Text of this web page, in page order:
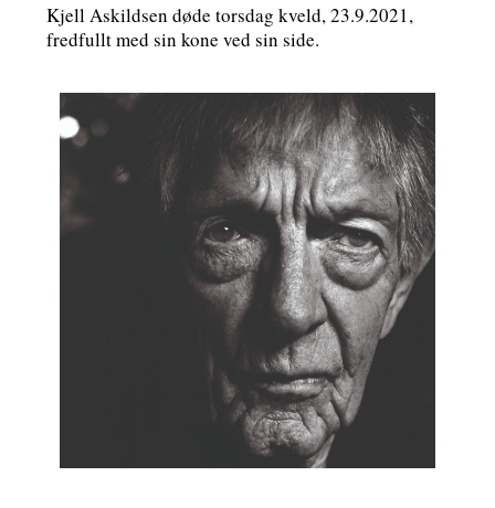
Kjell Askildsen døde torsdag kveld, 23.9.2021,
fredfullt med sin kone ved sin side.